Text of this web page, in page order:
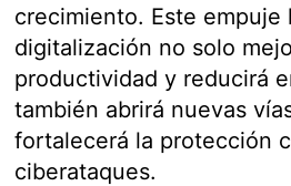
crecimiento. Este empuje
digitalización no solo
productividad y reducirá
también abrirá nuevas
fortalecerá la protección
ciberataques.